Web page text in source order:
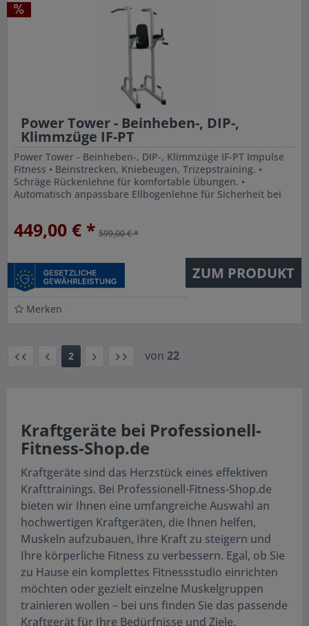
Power Tower - Beinheben-, DIP-,
Klimmzüge IF-PT
Power Tower - Beinheben-, DIP-, Klimmzüge IF-PT Impulse
Fitness • Beinstrecken, Kniebeugen, Trizepstraining. •
Schräge Rückenlehne für komfortable Übungen. •
Automatisch anpassbare Ellbogenlehne für Sicherheit bei
449,00 € * 599,00 € *
ZUM PRODUKT
Merken
2 von 22
Kraftgeräte bei Professionell-
Fitness-Shop.de
Kraftgeräte sind das Herzstück eines effektiven
Krafttrainings. Bei Professionell-Fitness-Shop.de
bieten wir Ihnen eine umfangreiche Auswahl an
hochwertigen Kraftgeräten, die Ihnen helfen,
Muskeln aufzubauen, Ihre Kraft zu steigern und
Ihre körperliche Fitness zu verbessern. Egal, ob Sie
zu Hause ein komplettes Fitnessstudio einrichten
möchten oder gezielt einzelne Muskelgruppen
trainieren wollen – bei uns finden Sie das passende
Kraftgerät für Ihre Bedürfnisse und Ziele.